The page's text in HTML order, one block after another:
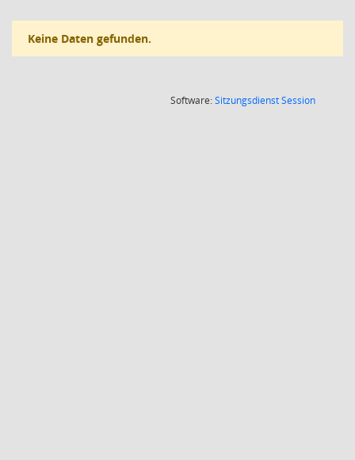
Keine Daten gefunden.
Software:SitzungsdienstSession(Wird in